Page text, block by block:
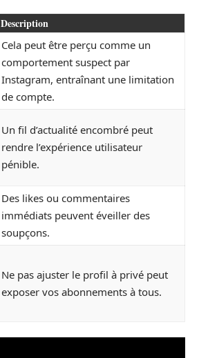
Description
Cela peut être perçu comme un
comportement suspect par
Instagram, entraînant une limitation
de compte.
Un fil d’actualité encombré peut
rendre l’expérience utilisateur
pénible.
Des likes ou commentaires
immédiats peuvent éveiller des
soupçons.
Ne pas ajuster le profil à privé peut
exposer vos abonnements à tous.